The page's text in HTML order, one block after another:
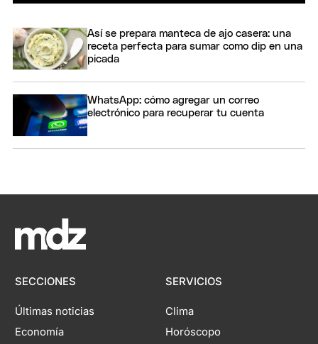
Así se prepara manteca de ajo casera: una
receta perfecta para sumar como dip en una
picada
WhatsApp: cómo agregar un correo
electrónico para recuperar tu cuenta
SECCIONES
Últimas noticias
Economía
SERVICIOS
Clima
Horóscopo